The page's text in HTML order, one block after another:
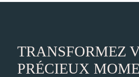
TRANSFORMEZ
PRÉCIEUX